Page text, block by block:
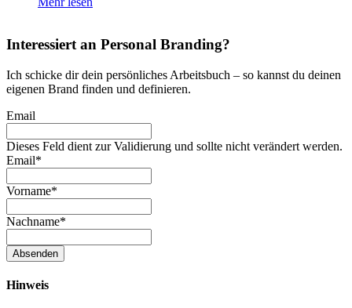
Interessiert an Personal Branding?
Ich schicke dir dein persönliches Arbeitsbuch – so kannst du deinen
eigenen Brand finden und definieren.
Email
Dieses Feld dient zur Validierung und sollte nicht verändert werden.
Email*
Vorname*
Nachname*
Absenden
Hinweis